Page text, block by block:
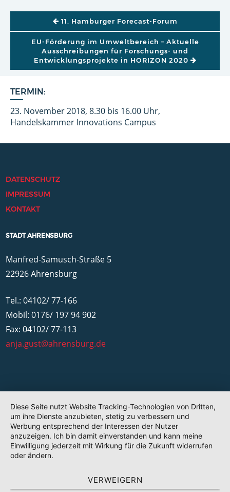
TERMIN:
23. November 2018, 8.30 bis 16.00 Uhr,
Handelskammer Innovations Campus
BEITRAGSNAVIGATION11. Hamburger Forecast-Forum
EU-Förderung im Umweltbereich – Aktuelle
Ausschreibungen für Forschungs- und
Entwicklungsprojekte in HORIZON 2020
DATENSCHUTZ
IMPRESSUM
KONTAKT
STADT AHRENSBURG
Manfred-Samusch-Straße 5
22926 Ahrensburg
Tel.: 04102/ 77-166
Mobil: 0176/ 197 94 902
Fax: 04102/ 77-113
anja.gust@ahrensburg.de
Diese Seite nutzt Website Tracking-Technologien von Dritten,
um ihre Dienste anzubieten, stetig zu verbessern und
Werbung entsprechend der Interessen der Nutzer
anzuzeigen. Ich bin damit einverstanden und kann meine
Einwilligung jederzeit mit Wirkung für die Zukunft widerrufen
oder ändern.
VERWEIGERN